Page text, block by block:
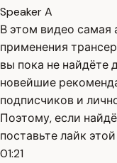
Speaker A
В этом видео самая
применения
вы пока не найдёте
новейшие
подписчиков и
Поэтому, если
поставьте лайк
01:21